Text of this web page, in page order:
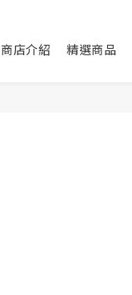
商店介紹 精選商品